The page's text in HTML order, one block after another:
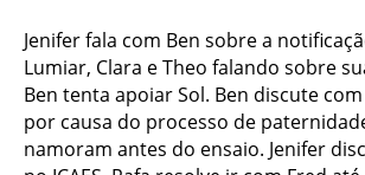
Jenifer fala com Ben sobre a
Lumiar, Clara e Theo falando sobre
Ben tenta apoiar Sol. Ben discute
por causa do processo de
namoram antes do ensaio. Jenifer